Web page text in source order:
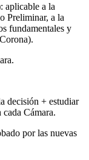
a la
Preliminar, a la
fundamentales y
decisión + estudiar
Cámara.
por las nuevas